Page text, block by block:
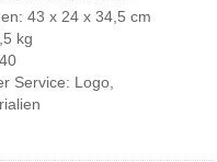
43 x 24 x 34,5 cm
kg
Service: Logo,